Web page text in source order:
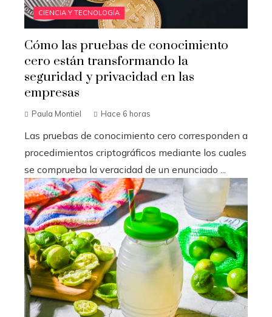
CIENCIA Y TECNOLOGÍA
Cómo las pruebas de conocimiento
cero están transformando la
seguridad y privacidad en las
empresas
Paula Montiel Hace 6 horas
Las pruebas de conocimiento cero corresponden a
procedimientos criptográficos mediante los cuales
se comprueba la veracidad de un enunciado ...